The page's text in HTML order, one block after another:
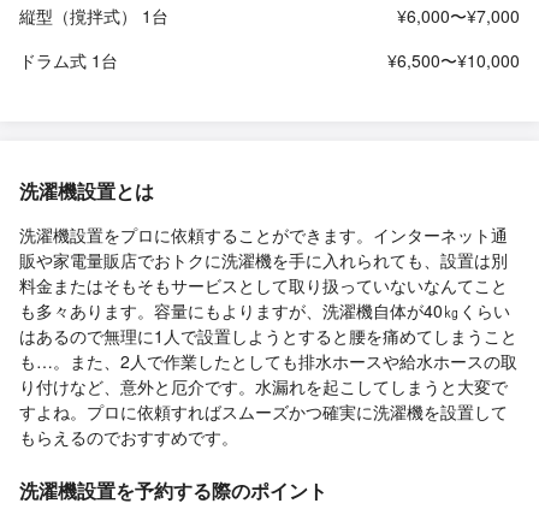
縦型（撹拌式） 1台
¥6,000〜¥7,000
ドラム式 1台
¥6,500〜¥10,000
洗濯機設置とは
洗濯機設置をプロに依頼することができます。インターネット通
販や家電量販店でおトクに洗濯機を手に入れられても、設置は別
料金またはそもそもサービスとして取り扱っていないなんてこと
も多々あります。容量にもよりますが、洗濯機自体が40㎏くらい
はあるので無理に1人で設置しようとすると腰を痛めてしまうこと
も…。また、2人で作業したとしても排水ホースや給水ホースの取
り付けなど、意外と厄介です。水漏れを起こしてしまうと大変で
すよね。プロに依頼すればスムーズかつ確実に洗濯機を設置して
もらえるのでおすすめです。
洗濯機設置を予約する際のポイント